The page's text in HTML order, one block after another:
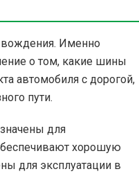
Именно
о том, какие шины
автомобиля с дорогой,
пути.
для
хорошую
для эксплуатации в